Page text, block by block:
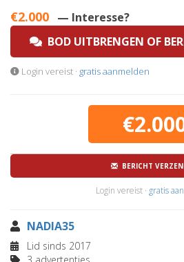
€2.000 — Interesse?
BOD UITBRENGEN OF
Login vereist · gratis aanmelden
BERICHT
Login vereist · gratis
NADIA35
Lid sinds 2017